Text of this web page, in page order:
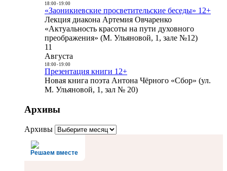
18:00- 19:00
«Заоникиевские просветительские беседы» 12+
Лекция диакона Артемия Овчаренко
«Актуальность красоты на пути духовного
преображения» (М. Ульяновой, 1, зале №12)
11
Августа
18:00- 19:00
Презентация книги 12+
Новая книга поэта Антона Чёрного «Сбор» (ул.
М. Ульяновой, 1, зал № 20)
Архивы
Архивы
Решаем вместе